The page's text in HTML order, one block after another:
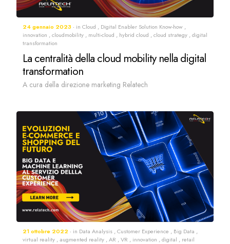
24 gennaio 2023 in Cloud , Digital Enabler Solution Know-how ,
innovation ,cloudmobility , multi-cloud , hybrid cloud ,cloud strategy ,digital
transformation
La centralità della cloud mobility nella digital
transformation
A cura della direzione marketing Relatech
21 ottobre 2022 in Data Analysis ,Customer Experience , Big Data ,
virtual reality ,augmented reality ,AR ,VR , innovation ,digital , retail